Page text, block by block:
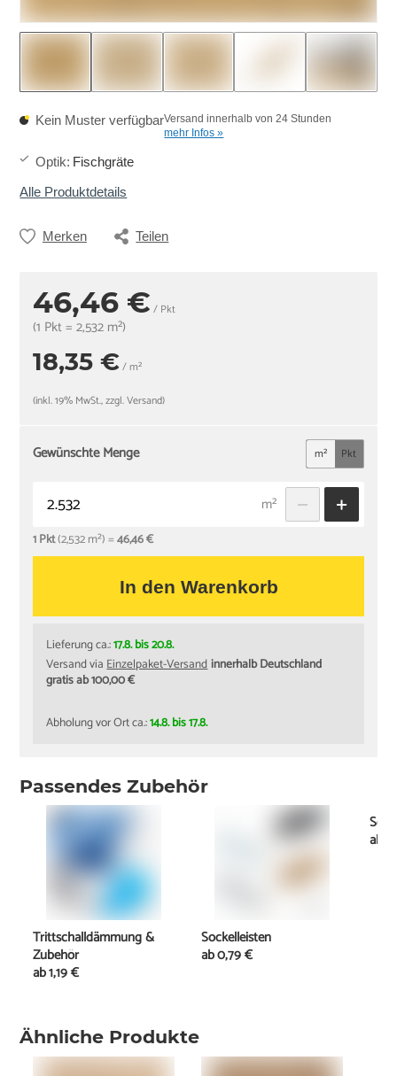
Kein Muster verfügbarVersand innerhalb von 24 Stunden
mehr Infos »
Optik: Fischgräte
Alle Produktdetails
Merken Teilen
46,46 € / Pkt
(1 Pkt = 2,532 m²)
18,35 €/ m²
(inkl. 19% MwSt., zzgl. Versand)
Gewünschte Menge m² Pkt
m²
1 Pkt(2,532 m²) =46,46 €
In den Warenkorb
Lieferung ca.:17.8. bis 20.8.
Versand viaEinzelpaket-Versandinnerhalb Deutschland
gratis ab 100,00 €
Abholung vor Ort ca.:14.8. bis 17.8.
Ähnliche Produkte
Passendes Zubehör
Trittschalldämmung &
Zubehör
ab1,19 €
Sockelleisten
ab0,79 €
ab